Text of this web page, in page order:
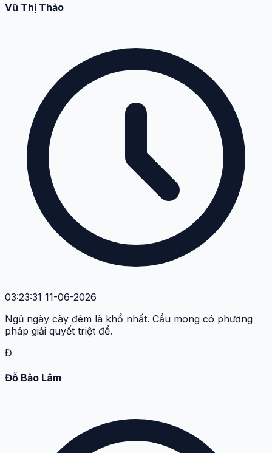
Vũ Thị Thảo
03:23:31 11-06-2026
Ngủ ngày cày đêm là khổ nhất. Cầu mong có phương
pháp giải quyết triệt để.
Đ
Đỗ Bảo Lâm